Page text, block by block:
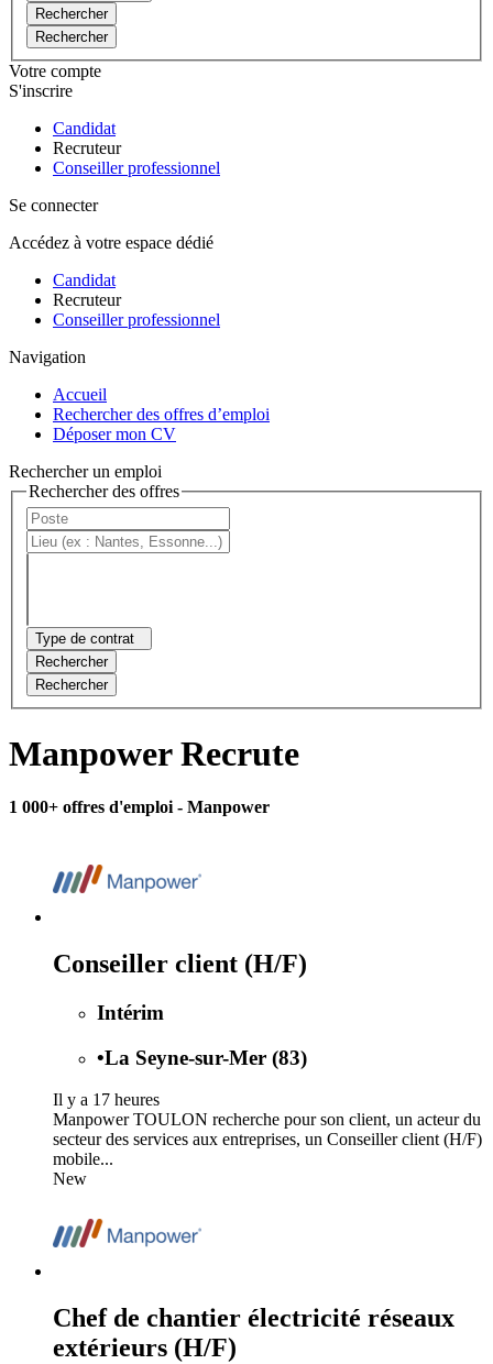
Rechercher
Rechercher
Votre compte
S'inscrire
Candidat
Recruteur
Conseiller professionnel
Se connecter
Accédez à votre espace dédié
Candidat
Recruteur
Conseiller professionnel
Navigation
Accueil
Rechercher des offres d’emploi
Déposer mon CV
Rechercher un emploi
Rechercher des offres
Type de contrat
Rechercher
Rechercher
Manpower Recrute
1 000+ offres d'emploi - Manpower
Conseiller client (H/F)
Intérim
•La Seyne-sur-Mer (83)
Il y a 17 heures
Manpower TOULON recherche pour son client, un acteur du
secteur des services aux entreprises, un Conseiller client (H/F)
mobile...
New
Chef de chantier électricité réseaux
extérieurs (H/F)